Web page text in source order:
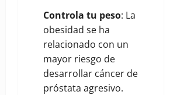
Controla tu peso: La
obesidad se ha
relacionado con un
mayor riesgo de
desarrollar cáncer de
próstata agresivo.